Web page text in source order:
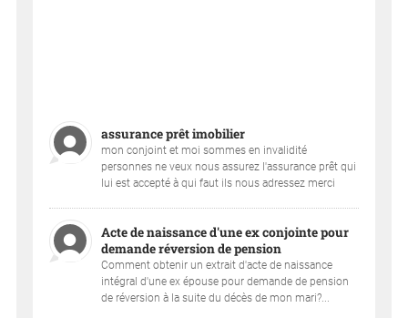
assurance prêt imobilier
mon conjoint et moi sommes en invalidité
personnes ne veux nous assurez l'assurance prêt qui
lui est accepté à qui faut ils nous adressez merci
Acte de naissance d'une ex conjointe pour
demande réversion de pension
Comment obtenir un extrait d'acte de naissance
intégral d'une ex épouse pour demande de pension
de réversion à la suite du décès de mon mari?...